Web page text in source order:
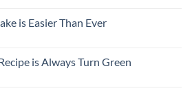
is Easier Than Ever
is Always Turn Green